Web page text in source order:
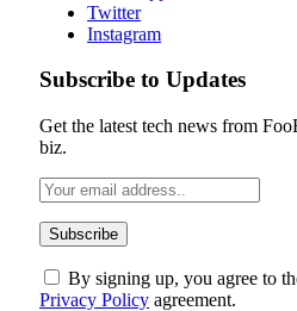
Twitter
Instagram
Subscribe to Updates
Get the latest tech news from
biz.
By signing up, you agree to
Privacy Policy agreement.